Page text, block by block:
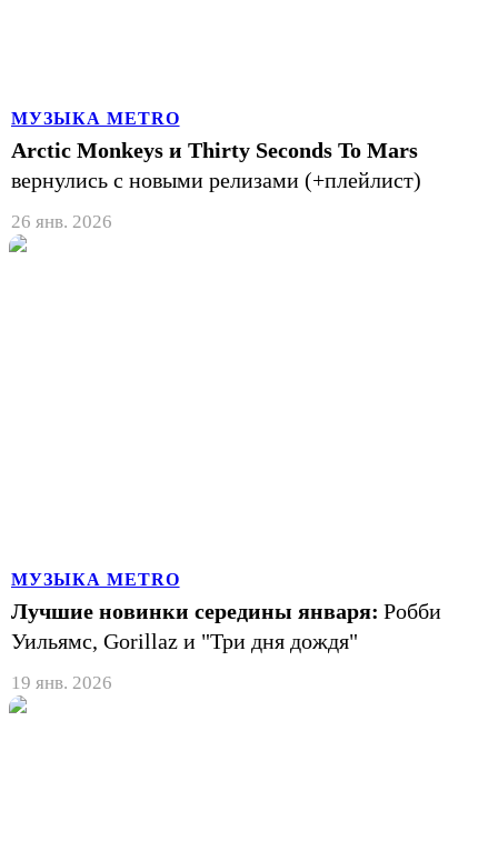
МУЗЫКА METRO
Arctic Monkeys и Thirty Seconds To Mars
вернулись с новыми релизами (+плейлист)
26 янв. 2026
МУЗЫКА METRO
Лучшие новинки середины января: Робби
Уильямс, Gorillaz и "Три дня дождя"
19 янв. 2026